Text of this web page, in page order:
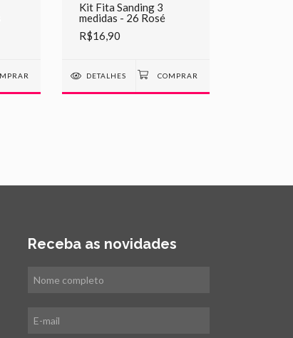
Kit Fita Sanding 3
medidas - 26 Rosé
R$16,90
DETALHES
Receba as novidades